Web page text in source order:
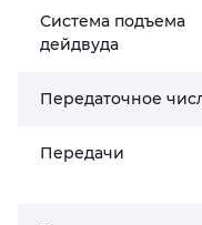
Система подъема
дейдвуда
Передаточное
Передачи